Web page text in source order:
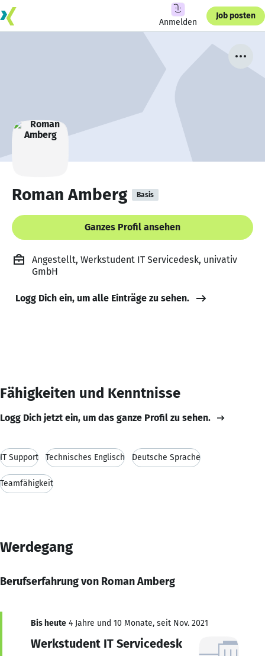
Anmelden
Job posten
Roman Amberg Basis
Ganzes Profil ansehen
Angestellt, Werkstudent IT Servicedesk, univativ
GmbH
Logg Dich ein, um alle Einträge zu sehen.
Fähigkeiten und Kenntnisse
Logg Dich jetzt ein, um das ganze Profil zu sehen.
IT Support Technisches Englisch Deutsche Sprache
Teamfähigkeit
Werdegang
Berufserfahrung von Roman Amberg
Bis heute 4 Jahre und 10 Monate, seit Nov. 2021
Werkstudent IT Servicedesk